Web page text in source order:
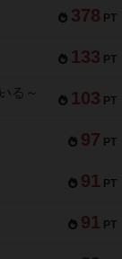
378 PT
133 PT
103 PT
る～
97 PT
91 PT
91 PT